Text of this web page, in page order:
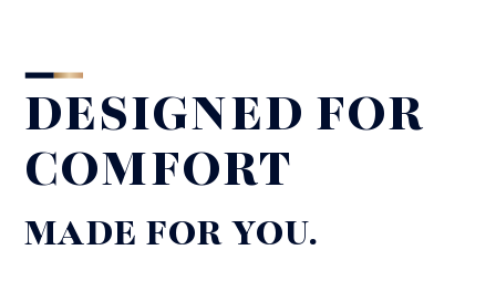
DESIGNED FOR
COMFORT
MADE FOR YOU.